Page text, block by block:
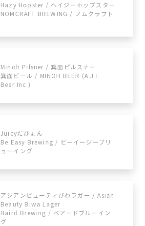
Hazy Hopster / ヘイジーホップスター
NOMCRAFT BREWING / ノムクラフト
Minoh Pilsner / 箕面ピルスナー
箕面ビール / MINOH BEER (A.J.I.
Beer Inc.)
Juicyだぴょん
Be Easy Brewing / ビーイージーブリ
ューイング
アジアンビューティびわラガー / Asian
Beauty Biwa Lager
Baird Brewing / べアードブルーイン
グ